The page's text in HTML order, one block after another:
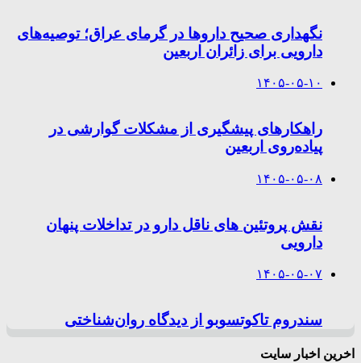
نگهداری صحیح داروها در گرمای عراق؛ توصیه‌های
دارویی برای زائران اربعین
۱۴۰۵-۰۵-۱۰
راهکارهای پیشگیری از مشکلات گوارشی در
پیاده‌روی اربعین
۱۴۰۵-۰۵-۰۸
نقش پروتئین های ناقل دارو در تداخلات پنهان
دارویی
۱۴۰۵-۰۵-۰۷
سندروم تاکوتسوبو از دیدگاه روان‌شناختی
اخرین اخبار سایت